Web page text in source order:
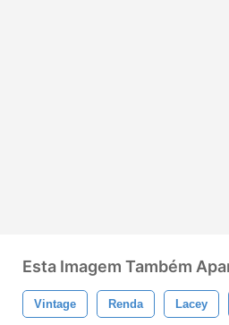
Esta Imagem Também
Vintage Renda Lacey